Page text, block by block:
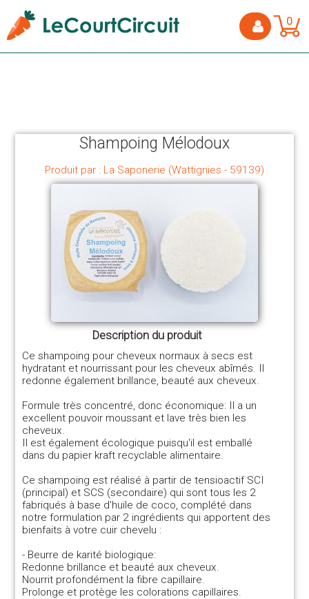
0
Shampoing Mélodoux
Produit par : La Saponerie (Wattignies - 59139)
Description du produit
Ce shampoing pour cheveux normaux à secs est
hydratant et nourrissant pour les cheveux abîmés. Il
redonne également brillance, beauté aux cheveux.
Formule très concentré, donc économique: Il a un
excellent pouvoir moussant et lave très bien les
cheveux.
Il est également écologique puisqu'il est emballé
dans du papier kraft recyclable alimentaire.
Ce shampoing est réalisé à partir de tensioactif SCI
(principal) et SCS (secondaire) qui sont tous les 2
fabriqués à base d'huile de coco, complété dans
notre formulation par 2 ingrédients qui apportent des
bienfaits à votre cuir chevelu :
- Beurre de karité biologique:
Redonne brillance et beauté aux cheveux.
Nourrit profondément la fibre capillaire.
Prolonge et protège les colorations capillaires.